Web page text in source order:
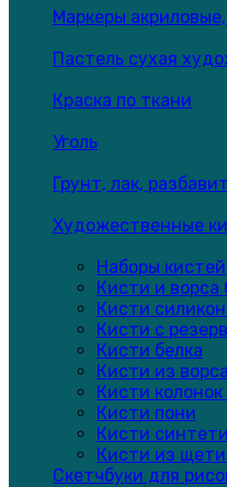
Маркеры
Пастель сухая
Краска по ткани
Уголь
Грунт, лак,
Художественные
Наборы кистей
Кисти и ворса
Кисти
Кисти с
Кисти белка
Кисти из
Кисти
Кисти пони
Кисти
Кисти из
Скетчбуки для